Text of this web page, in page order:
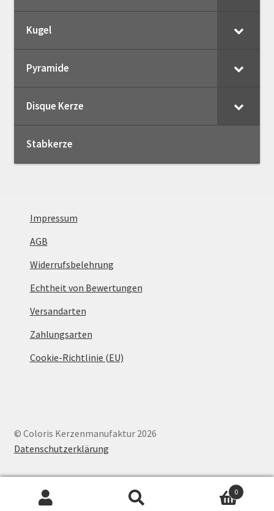
Kugel
Pyramide
Disque Kerze
Stabkerze
Impressum
AGB
Widerrufsbelehrung
Echtheit von Bewertungen
Versandarten
Zahlungsarten
Cookie-Richtlinie (EU)
© Coloris Kerzenmanufaktur 2026
Datenschutzerklärung
0